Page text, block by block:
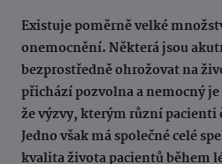
Existuje poměrně velké
onemocnění. Některá jsou
bezprostředně ohrožovat na
přichází pozvolna a nemocný
že výzvy, kterým různí
Jedno však má společné celé
kvalita života pacientů během